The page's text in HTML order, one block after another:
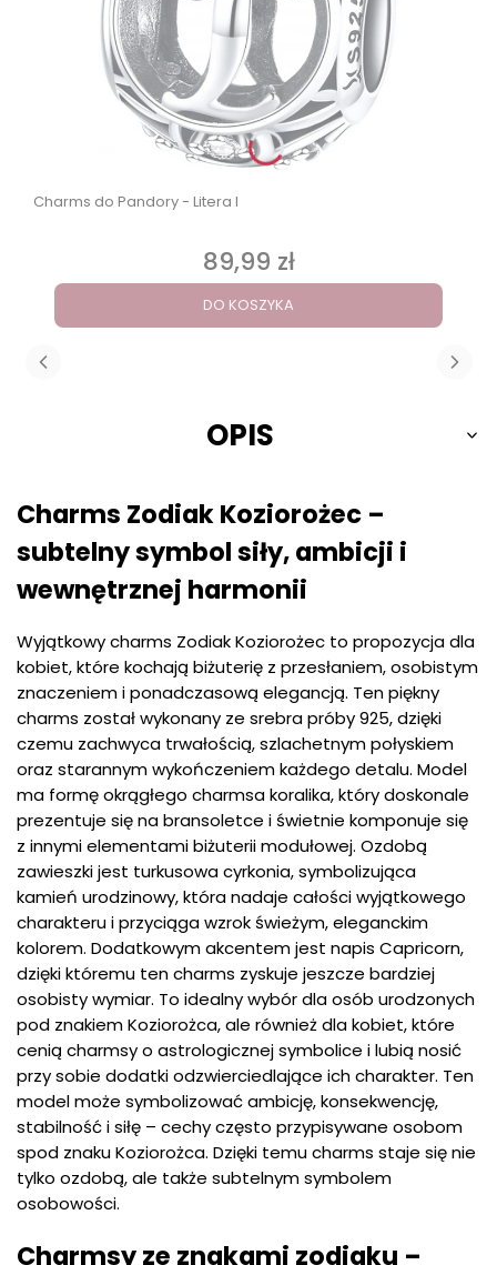
Charms do Pandory - Litera I
Cena
89,99 zł
DO KOSZYKA
OPIS
Charms Zodiak Koziorożec –
subtelny symbol siły, ambicji i
wewnętrznej harmonii
Wyjątkowy charms Zodiak Koziorożec to propozycja dla
kobiet, które kochają biżuterię z przesłaniem, osobistym
znaczeniem i ponadczasową elegancją. Ten piękny
charms został wykonany ze srebra próby 925, dzięki
czemu zachwyca trwałością, szlachetnym połyskiem
oraz starannym wykończeniem każdego detalu. Model
ma formę okrągłego charmsa koralika, który doskonale
prezentuje się na bransoletce i świetnie komponuje się
z innymi elementami biżuterii modułowej. Ozdobą
zawieszki jest turkusowa cyrkonia, symbolizująca
kamień urodzinowy, która nadaje całości wyjątkowego
charakteru i przyciąga wzrok świeżym, eleganckim
kolorem. Dodatkowym akcentem jest napis Capricorn,
dzięki któremu ten charms zyskuje jeszcze bardziej
osobisty wymiar. To idealny wybór dla osób urodzonych
pod znakiem Koziorożca, ale również dla kobiet, które
cenią charmsy o astrologicznej symbolice i lubią nosić
przy sobie dodatki odzwierciedlające ich charakter. Ten
model może symbolizować ambicję, konsekwencję,
stabilność i siłę – cechy często przypisywane osobom
spod znaku Koziorożca. Dzięki temu charms staje się nie
tylko ozdobą, ale także subtelnym symbolem
osobowości.
Charmsy ze znakami zodiaku –